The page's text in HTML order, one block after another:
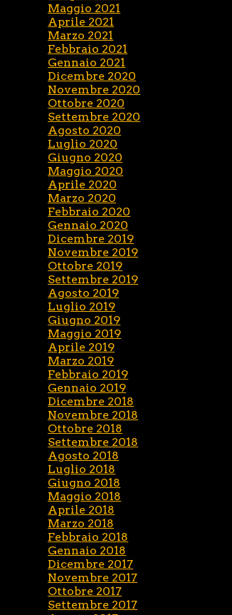
Maggio 2021
Aprile 2021
Marzo 2021
Febbraio 2021
Gennaio 2021
Dicembre 2020
Novembre 2020
Ottobre 2020
Settembre 2020
Agosto 2020
Luglio 2020
Giugno 2020
Maggio 2020
Aprile 2020
Marzo 2020
Febbraio 2020
Gennaio 2020
Dicembre 2019
Novembre 2019
Ottobre 2019
Settembre 2019
Agosto 2019
Luglio 2019
Giugno 2019
Maggio 2019
Aprile 2019
Marzo 2019
Febbraio 2019
Gennaio 2019
Dicembre 2018
Novembre 2018
Ottobre 2018
Settembre 2018
Agosto 2018
Luglio 2018
Giugno 2018
Maggio 2018
Aprile 2018
Marzo 2018
Febbraio 2018
Gennaio 2018
Dicembre 2017
Novembre 2017
Ottobre 2017
Settembre 2017